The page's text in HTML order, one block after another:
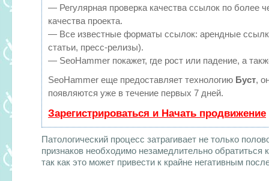
— Регулярная проверка качества ссылок по более
качества проекта.
— Все известные форматы ссылок: арендные
статьи, пресс-релизы).
— SeoHammer покажет, где рост или падение, а
SeoHammer еще предоставляет технологию Буст,
появляются уже в течение первых 7 дней.
Зарегистрироваться и Начать продвижение
Патологический процесс затрагивает не только
признаков необходимо незамедлительно
так как это может привести к крайне негативным